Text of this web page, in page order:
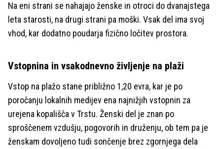
Na eni strani se nahajajo ženske in otroci do dvanajstega
leta starosti, na drugi strani pa moški. Vsak del ima svoj
vhod, kar dodatno poudarja fizično ločitev prostora.
Vstopnina in vsakodnevno življenje na plaži
Vstop na plažo stane približno 1,20 evra, kar je po
poročanju lokalnih medijev ena najnižjih vstopnin za
urejena kopališča v Trstu. Ženski del je znan po
sproščenem vzdušju, pogovorih in druženju, ob tem pa je
ženskam dovoljeno tudi sončenje brez zgornjega dela